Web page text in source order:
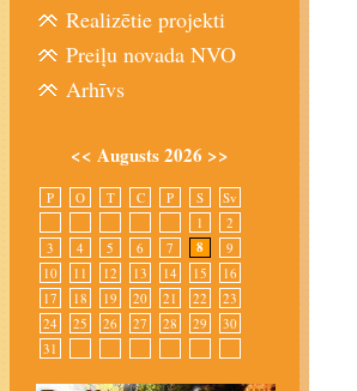
Realizētie projekti
Preiļu novada NVO
Arhīvs
<< Augusts 2026 >>
P O T C P S
Sv
1
2
3
4 5 6 7 8
9
10
11 12 13 14 15
16
17
18 19 20 21 22
23
24
25 26 27 28 29
30
31